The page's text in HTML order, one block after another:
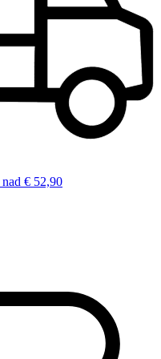
nad € 52,90